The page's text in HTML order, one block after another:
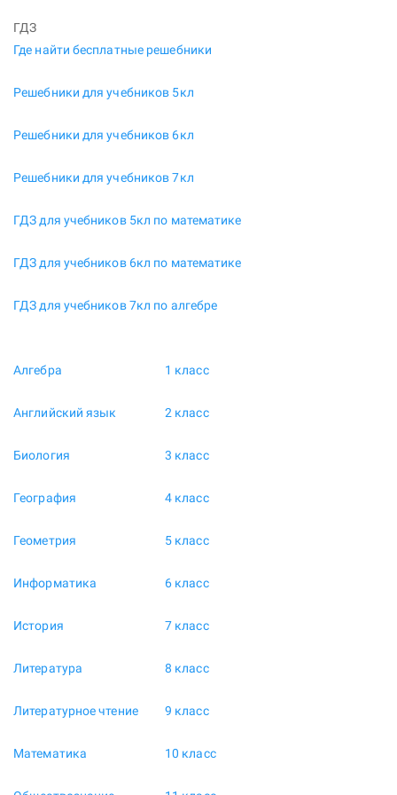
ГДЗ
Где найти бесплатные решебники
Решебники для учебников 5кл
Решебники для учебников 6кл
Решебники для учебников 7кл
ГДЗ для учебников 5кл по математике
ГДЗ для учебников 6кл по математике
ГДЗ для учебников 7кл по алгебре
Алгебра
Английский язык
Биология
География
Геометрия
Информатика
История
Литература
Литературное чтение
Математика
1 класс
2 класс
3 класс
4 класс
5 класс
6 класс
7 класс
8 класс
9 класс
10 класс